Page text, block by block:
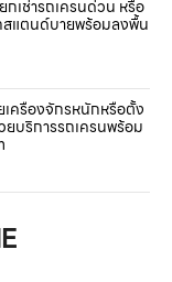
ยกเช่ารถเครนด่วน หรือ
สแตนด์บายพร้อมลงพื้น
เครื่องจักรหนักหรือตั้ง
ยบริการรถเครนพร้อม